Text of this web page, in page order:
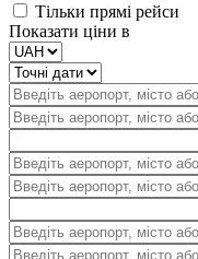
Тільки прямі рейси
Показати ціни в